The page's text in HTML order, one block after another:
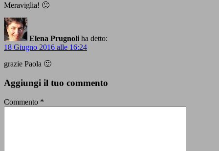
Meraviglia! 🙂
Elena Prugnoli ha detto:
18 Giugno 2016 alle 16:24
grazie Paola 🙂
Aggiungi il tuo commento
Commento *